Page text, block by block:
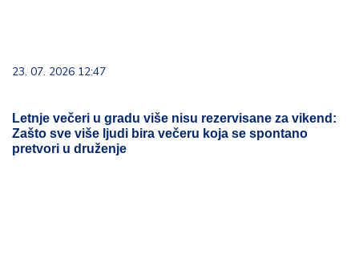
23. 07. 2026 12:47
Letnje večeri u gradu više nisu rezervisane za vikend:
Zašto sve više ljudi bira večeru koja se spontano
pretvori u druženje